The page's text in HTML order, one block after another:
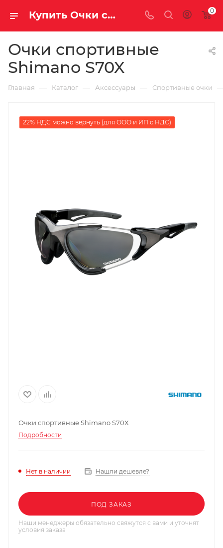
Купить Очки спортивные Shimano S70X за рублей, а со скидкой 0
Очки спортивные
Shimano S70X
Главная — Каталог — Аксессуары — Спортивные очки
22% НДС можно вернуть (для ООО и ИП с НДС)
Очки спортивные Shimano S70X
Подробности
Нет в наличии Нашли дешевле?
ПОД ЗАКАЗ
Наши менеджеры обязательно свяжутся с вами и уточнят
условия заказа